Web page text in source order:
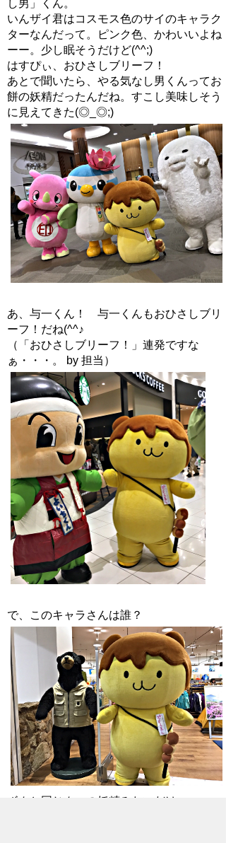
し男」くん。
いんザイ君はコスモス色のサイのキャラク
ターなんだって。ピンク色、かわいいよね
ーー。少し眠そうだけど(^^;)
はすぴぃ、おひさしブリーフ！
あとで聞いたら、やる気なし男くんってお
餅の妖精だったんだね。すこし美味しそう
に見えてきた(◎_◎;)
あ、与一くん！ 与一くんもおひさしブリ
ーフ！だね(^^♪
（「おひさしブリーフ！」連発ですな
ぁ・・・。 by 担当）
で、このキャラさんは誰？
ボクと同じクマの妖精みたいだけ